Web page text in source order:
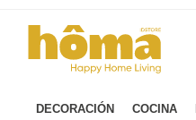
DECORACIÓN COCINA